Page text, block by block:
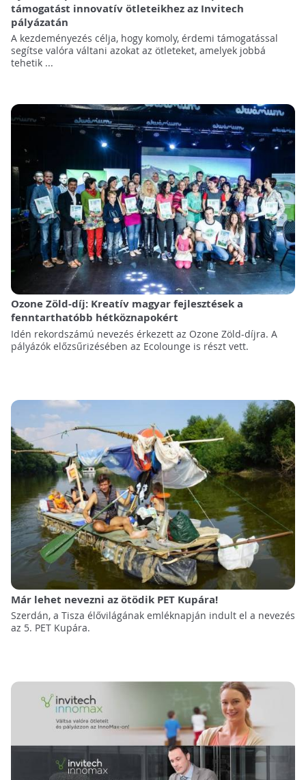
támogatást innovatív ötleteikhez az Invitech
pályázatán
A kezdeményezés célja, hogy komoly, érdemi támogatással
segítse valóra váltani azokat az ötleteket, amelyek jobbá
tehetik ...
Ozone Zöld-díj: Kreatív magyar fejlesztések a
fenntarthatóbb hétköznapokért
Idén rekordszámú nevezés érkezett az Ozone Zöld-díjra. A
pályázók előzsűrizésében az Ecolounge is részt vett.
Már lehet nevezni az ötödik PET Kupára!
Szerdán, a Tisza élővilágának emléknapján indult el a nevezés
az 5. PET Kupára.